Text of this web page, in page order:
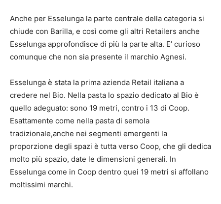
Anche per Esselunga la parte centrale della categoria si
chiude con Barilla, e così come gli altri Retailers anche
Esselunga approfondisce di più la parte alta. E’ curioso
comunque che non sia presente il marchio Agnesi.
Esselunga è stata la prima azienda Retail italiana a
credere nel Bio. Nella pasta lo spazio dedicato al Bio è
quello adeguato: sono 19 metri, contro i 13 di Coop.
Esattamente come nella pasta di semola
tradizionale,anche nei segmenti emergenti la
proporzione degli spazi è tutta verso Coop, che gli dedica
molto più spazio, date le dimensioni generali. In
Esselunga come in Coop dentro quei 19 metri si affollano
moltissimi marchi.